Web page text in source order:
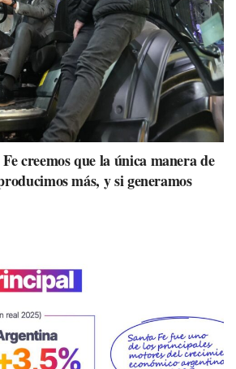
creemos que la única manera de
más, y si generamos